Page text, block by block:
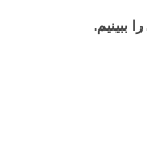
ببینیم.